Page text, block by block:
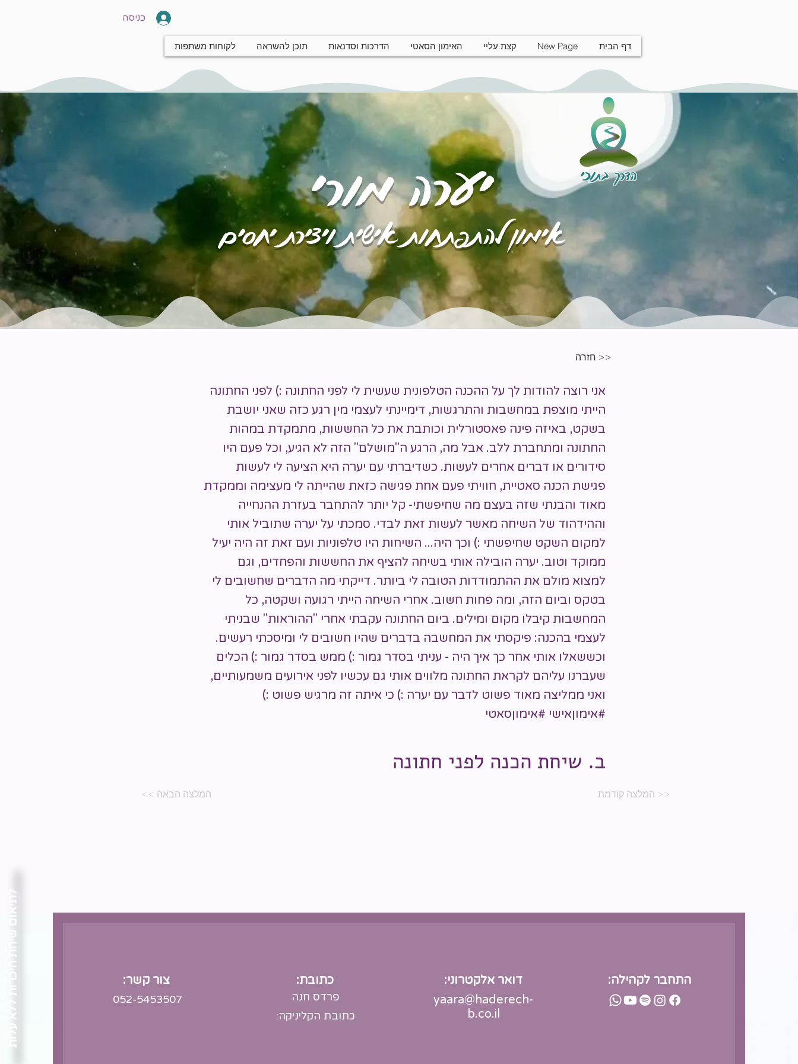
כניסה
דף הבית New Page קצת עליי האימון הסאטי הדרכות וסדנאות תוכן להשראה לקוחות משתפות
הדרך בתוכי
אימון להתפתחות אישית ויצירת יחסים
יערה מורי
<< חזרה
ב. שיחת הכנה לפני חתונה
אני רוצה להודות לך על ההכנה הטלפונית שעשית לי לפני החתונה :) לפני החתונה
הייתי מוצפת במחשבות והתרגשות, דימיינתי לעצמי מין רגע כזה שאני יושבת
בשקט, באיזה פינה פאסטורלית וכותבת את כל החששות, מתמקדת במהות
החתונה ומתחברת ללב. אבל מה, הרגע ה"מושלם" הזה לא הגיע, וכל פעם היו
סידורים או דברים אחרים לעשות. כשדיברתי עם יערה היא הציעה לי לעשות
פגישת הכנה סאטיית, חוויתי פעם אחת פגישה כזאת שהייתה לי מעצימה וממקדת
מאוד והבנתי שזה בעצם מה שחיפשתי- קל יותר להתחבר בעזרת ההנחייה
וההידהוד של השיחה מאשר לעשות זאת לבדי. סמכתי על יערה שתוביל אותי
למקום השקט שחיפשתי :) וכך היה... השיחות היו טלפוניות ועם זאת זה היה יעיל
ממוקד וטוב. יערה הובילה אותי בשיחה להציף את החששות והפחדים, וגם
למצוא מולם את ההתמודדות הטובה לי ביותר. דייקתי מה הדברים שחשובים לי
בטקס וביום הזה, ומה פחות חשוב. אחרי השיחה הייתי רגועה ושקטה, כל
המחשבות קיבלו מקום ומילים. ביום החתונה עקבתי אחרי "ההוראות" שבניתי
לעצמי בהכנה: פיקסתי את המחשבה בדברים שהיו חשובים לי ומיסכתי רעשים.
וכששאלו אותי אחר כך איך היה - עניתי בסדר גמור :) ממש בסדר גמור :) הכלים
שעברנו עליהם לקראת החתונה מלווים אותי גם עכשיו לפני אירועים משמעותיים,
ואני ממליצה מאוד פשוט לדבר עם יערה :) כי איתה זה מרגיש פשוט :) ​
#אימוןאישי #אימוןסאטי
ב. שיחת הכנה לפני חתונה
המלצה הבאה >> << המלצה קודמת
לתיאום שיחת היכרות ללא עלות צור קשר:
052-5453507
כתובת:
פרדס חנה
כתובת הקליניקה:
דואר אלקטרוני:
yaara@haderech-
b.co.il
התחבר לקהילה: